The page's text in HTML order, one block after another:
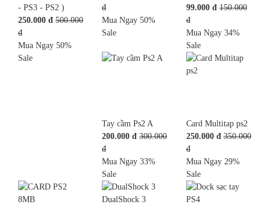
- PS3 - PS2 )
250.000 đ 500.000
đ
Mua Ngay 50%
Sale
đ
Mua Ngay 50%
Sale
99.000 đ 150.000
đ
Mua Ngay 34%
Sale
Tay cầm Ps2 A
200.000 đ 300.000
đ
Mua Ngay 33%
Sale
Card Multitap ps2
250.000 đ 350.000
đ
Mua Ngay 29%
Sale